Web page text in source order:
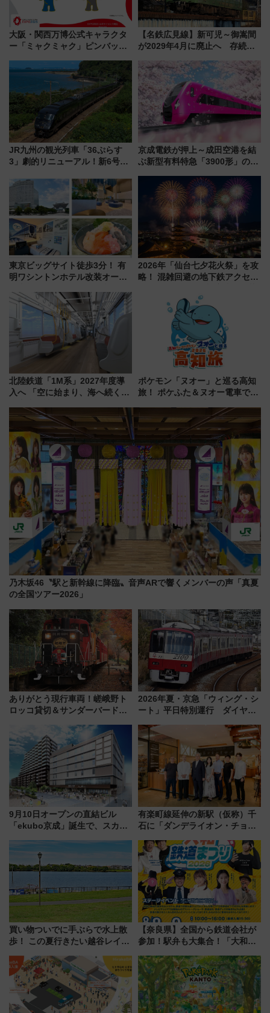
大阪・関西万博公式キャラクタ
ー「ミャクミャク」ピンバッジ
中旬発売
【名鉄広見線】新可児～御嵩間
が2029年4月に廃止へ 存続協
JR九州の観光列車「36ぷらす
3」劇的リニューアル！新6号車
別 “プレミアムランチ”導入･ル
ートや価格など解説
京成電鉄が押上～成田空港を結
ぶ新型有料特急「3900形」のコ
募集も実施
東京ビッグサイト徒歩3分！ 有
明ワシントンホテル改装オープ
客室」や海鮮丼が人気の朝食ビ
ュッフェを現地レポ
2026年「仙台七夕花火祭」を攻
略！ 混雑回避の地下鉄アクセス
火前に楽しむ仙台観光ルートま
で解説！
北陸鉄道「1M系」2027年度導
入へ 「空に始まり、海へ続く」
神秘的なデザイン
ポケモン「ヌオー」と巡る高知
旅！ ポケふた＆ヌオー電車で楽
路の絶景と絶品グルメを満喫！
（7月18日スタート）
乃木坂46〝駅と新幹線に降臨〟音声ARで響くメンバーの声「真夏
の全国ツアー2026」
ありがとう現行車両！嵯峨野ト
ロッコ貸切＆サンダーバードレ
斉藤雪乃＆福原トシヒロと行
く！9月13日「京都の鉄道満喫
ツアー」開催
2026年夏・京急「ウィング・シ
ート」平日特別運行 ダイヤ・
三浦海岸を堪能できるお出かけ
プランもご紹介
9月10日オープンの直結ビル
「ekubo京成」誕生で、スカイ
新鎌ヶ谷はどう変わる？ 全テナ
ント情報も公開！
有楽町線延伸の新駅（仮称）千
石に「ダンデライオン・チョコ
1億円出資で挑む新時代のまちづ
くりとは？
買い物ついでに手ぶらで水上散
歩！ この夏行きたい越谷レイク
ア「LAKESIDE PARK」（埼玉
県越谷市）
【奈良県】全国から鉄道会社が
参加！駅弁も大集合！「大和鉄
に開催決定